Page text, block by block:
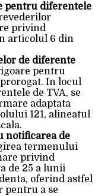
pentru diferentele
privind
articolul 6 din
de diferente
pentru
In locul
de TVA, se
adaptata
121, alineatul
notificarea de
termenului
privind
de 25 a lunii
oferind astfel
a se